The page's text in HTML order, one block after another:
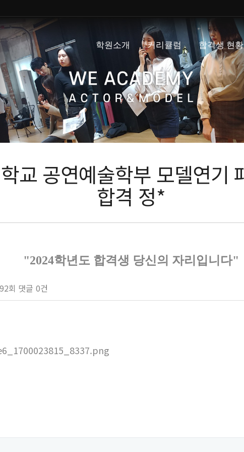
학원소개 커리큘럼 합격생 현황
교 공연예술학부 모델연기
합격 정*
"2024학년도 합격생 당신의 자리입니다"
회 댓글 0건